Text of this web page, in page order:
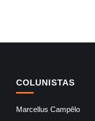
COLUNISTAS
Marcellus Campêlo